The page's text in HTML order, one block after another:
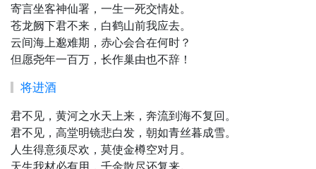
寄言坐客神仙署，一生一死交情处。
苍龙阙下君不来，白鹤山前我应去。
云间海上邈难期，赤心会合在何时？
但愿尧年一百万，长作巢由也不辞！
将进酒
君不见，黄河之水天上来，奔流到海不复回。
君不见，高堂明镜悲白发，朝如青丝暮成雪。
人生得意须尽欢，莫使金樽空对月。
天生我材必有用，千金散尽还复来。